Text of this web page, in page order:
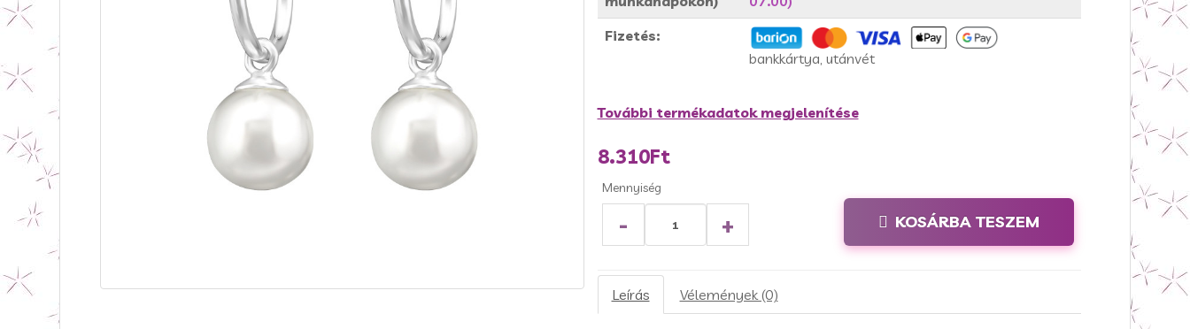
Fizetés:
bankkártya, utánvét
További termékadatok megjelenítése
8.310Ft
Mennyiség
- + KOSÁRBA TESZEM
Leírás Vélemények (0)